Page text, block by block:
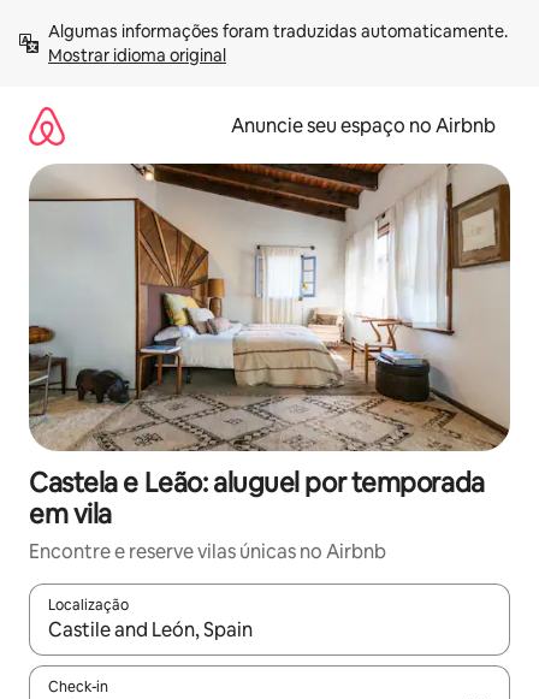
para
Mostrar idioma original
Anuncie seu espaço no Airbnb
Castela e Leão: aluguel por temporada
em vila
Encontre e reserve vilas únicas no Airbnb
Localização
Quando os resultados estiverem disponíveis, explore-os
Check-in